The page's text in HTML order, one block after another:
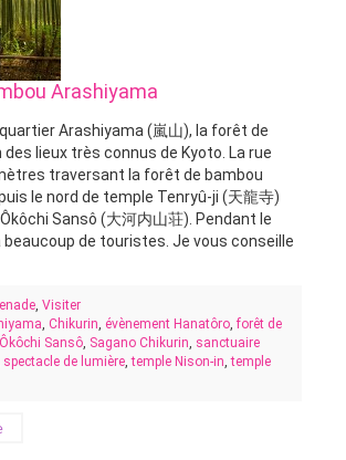
Arashiyama
Arashiyama (嵐山), la forêt de
lieux très connus de Kyoto. La rue
traversant la forêt de bambou
le nord de temple Tenryû-ji (天龍寺)
Sansô (大河内山荘). Pendant le
beaucoup de touristes. Je vous conseille
, Visiter
, Chikurin, évènement Hanatôro,forêt de
Sansô, Sagano Chikurin, sanctuaire
spectacle de lumière,temple Nison-in,temple